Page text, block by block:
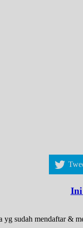
Ini
yg sudah mendaftar &